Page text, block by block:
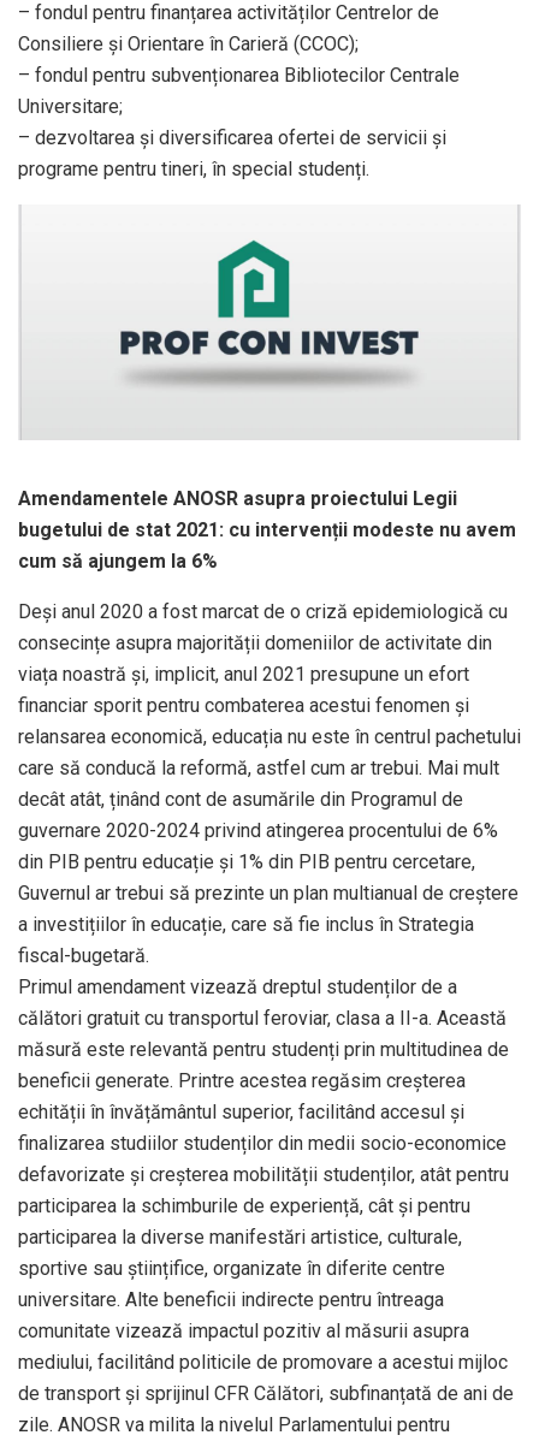
– fondul pentru finanțarea activităților Centrelor de
Consiliere și Orientare în Carieră (CCOC);
– fondul pentru subvenționarea Bibliotecilor Centrale
Universitare;
– dezvoltarea și diversificarea ofertei de servicii și
programe pentru tineri, în special studenți.
Amendamentele ANOSR asupra proiectului Legii
bugetului de stat 2021: cu intervenții modeste nu avem
cum să ajungem la 6%
Deși anul 2020 a fost marcat de o criză epidemiologică cu
consecințe asupra majorității domeniilor de activitate din
viața noastră și, implicit, anul 2021 presupune un efort
financiar sporit pentru combaterea acestui fenomen și
relansarea economică, educația nu este în centrul pachetului
care să conducă la reformă, astfel cum ar trebui. Mai mult
decât atât, ținând cont de asumările din Programul de
guvernare 2020-2024 privind atingerea procentului de 6%
din PIB pentru educație și 1% din PIB pentru cercetare,
Guvernul ar trebui să prezinte un plan multianual de creștere
a investițiilor în educație, care să fie inclus în Strategia
fiscal-bugetară.
Primul amendament vizează dreptul studenților de a
călători gratuit cu transportul feroviar, clasa a II-a. Această
măsură este relevantă pentru studenți prin multitudinea de
beneficii generate. Printre acestea regăsim creșterea
echității în învățământul superior, facilitând accesul și
finalizarea studiilor studenților din medii socio-economice
defavorizate și creșterea mobilității studenților, atât pentru
participarea la schimburile de experiență, cât și pentru
participarea la diverse manifestări artistice, culturale,
sportive sau științifice, organizate în diferite centre
universitare. Alte beneficii indirecte pentru întreaga
comunitate vizează impactul pozitiv al măsurii asupra
mediului, facilitând politicile de promovare a acestui mijloc
de transport și sprijinul CFR Călători, subfinanțată de ani de
zile. ANOSR va milita la nivelul Parlamentului pentru